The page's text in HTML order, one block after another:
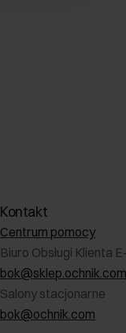
Kontakt
Centrum pomocy
Biuro Obsługi Klienta
bok@sklep.ochnik.com
Salony stacjonarne
bok@ochnik.com